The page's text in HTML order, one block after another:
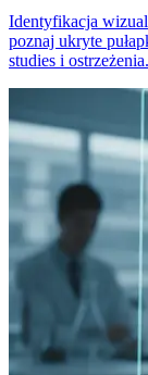
Identyfikacja
poznaj ukryte
studies i